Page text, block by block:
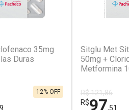
35mg
Duras
12% OFF
Sitglu Met
50mg +
Metformina
R$ 121,86
R$97,51